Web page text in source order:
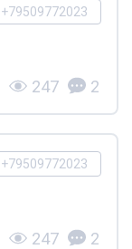
+79509772023
247 2
+79509772023
247 2